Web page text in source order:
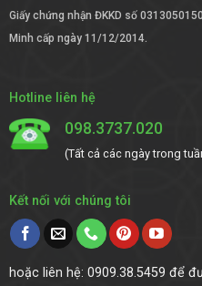
Giấy chứng nhận ĐKKD số
Minh cấp ngày 11/12/2014.
Hotline liên hệ
098.3737.020
(Tất cả các ngày trong
Kết nối với chúng tôi
hoặc liên hệ: 0909.38.5459 để